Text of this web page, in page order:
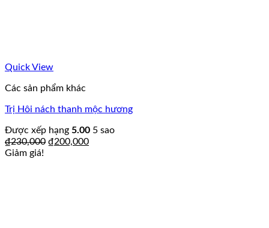
Quick View
Các sản phẩm khác
Trị Hôi nách thanh mộc hương
Được xếp hạng 5.00 5 sao
₫230,000 ₫200,000
Giảm giá!